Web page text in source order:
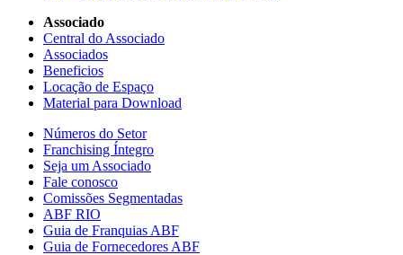
Associado
Central do Associado
Associados
Beneficios
Locação de Espaço
Material para Download
Números do Setor
Franchising Íntegro
Seja um Associado
Fale conosco
Comissões Segmentadas
ABF RIO
Guia de Franquias ABF
Guia de Fornecedores ABF